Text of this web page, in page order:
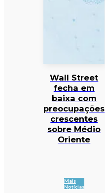
Wall Street
fecha em
baixa com
preocupações
crescentes
sobre Médio
Oriente
Mais
Notícias